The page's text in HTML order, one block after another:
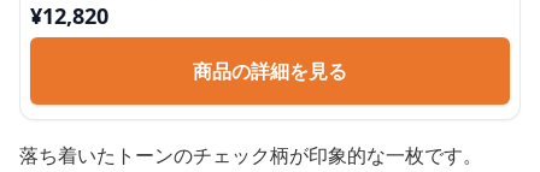
¥12,820
商品の詳細を見る
落ち着いたトーンのチェック柄が印象的な一枚です。